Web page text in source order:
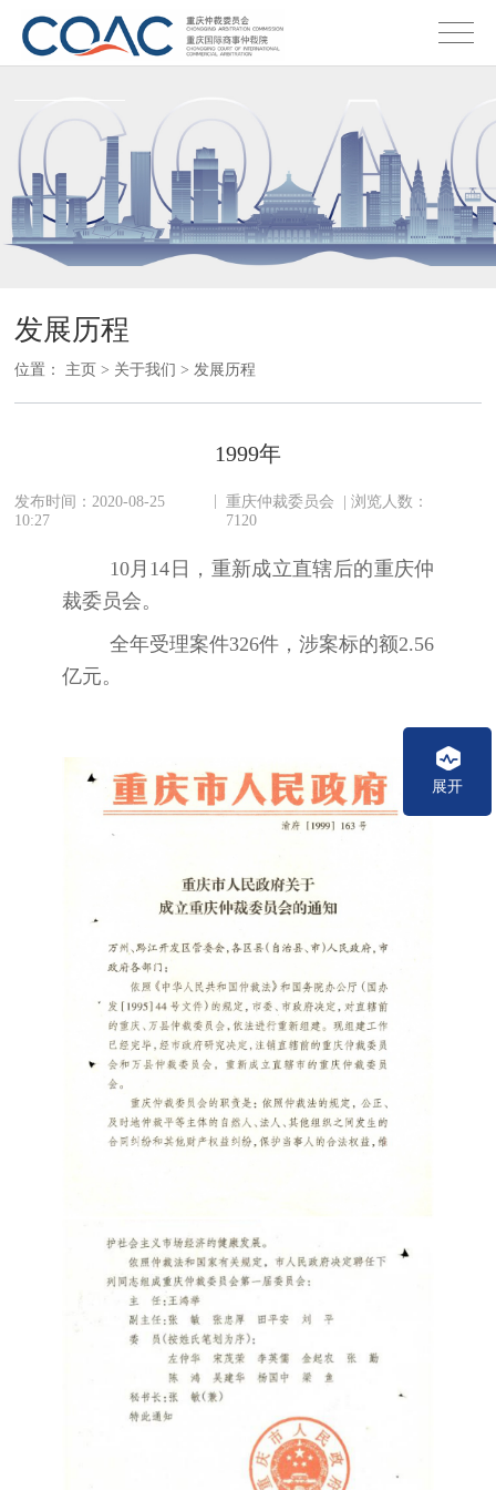
发展历程
位置： 主页 > 关于我们 >发展历程
1999年
发布时间：2020-08-25
10:27
|重庆仲裁委员会 | 浏览人数：
7120
10月14 日，重新成立直辖后的重庆仲
裁委员会。
全年受理案件326件，涉案标的额2.56
亿元。
展开